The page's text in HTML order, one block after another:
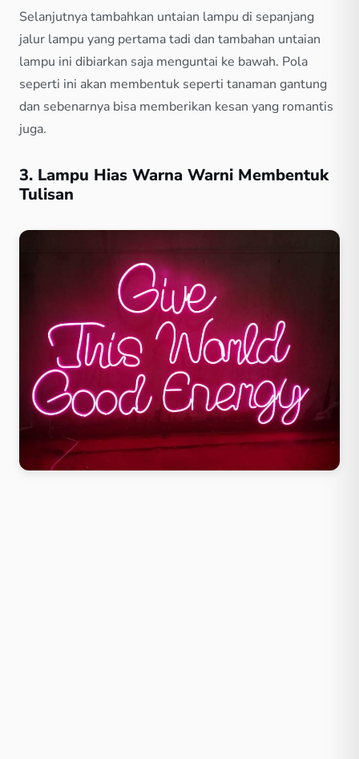
Selanjutnya tambahkan untaian lampu di sepanjang
jalur lampu yang pertama tadi dan tambahan untaian
lampu ini dibiarkan saja menguntai ke bawah. Pola
seperti ini akan membentuk seperti tanaman gantung
dan sebenarnya bisa memberikan kesan yang romantis
juga.
3. Lampu Hias Warna Warni Membentuk
Tulisan